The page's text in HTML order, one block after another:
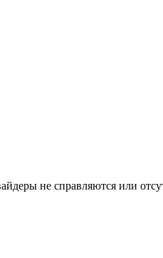
не справляются или